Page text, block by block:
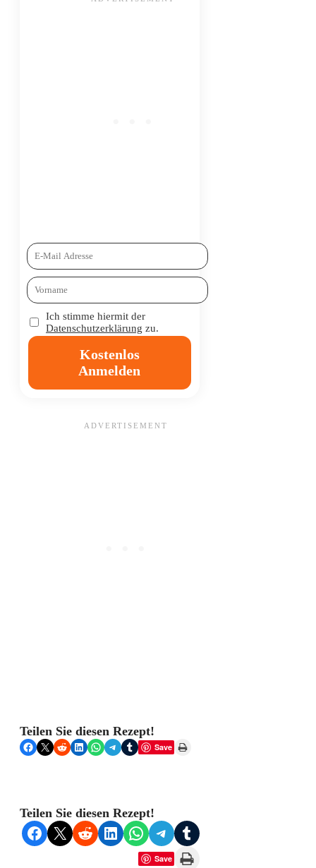
Ich stimme hiermit der
Datenschutzerklärung zu.
Kostenlos
Anmelden
Teilen Sie diesen Rezept!
Share on Facebook
Share on X Share on RedditShare on LinkedIn
Share on WhatsApp
Share on Telegram
Share on TumblrSave Print this Page
Teilen Sie diesen Rezept!
Share on Facebook
Share on X Share on RedditShare on LinkedIn
Share on WhatsApp
Share on Telegram
Share on Tumblr
Save Print this Page